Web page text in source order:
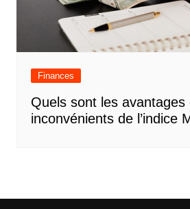
Finances
Quels sont les avantages
inconvénients de l’indice